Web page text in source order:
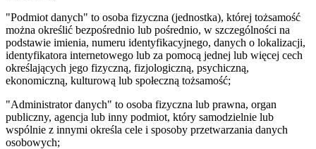
"Podmiot danych" to osoba fizyczna (jednostka), której tożsamość
można określić bezpośrednio lub pośrednio, w szczególności na
podstawie imienia, numeru identyfikacyjnego, danych o lokalizacji,
identyfikatora internetowego lub za pomocą jednej lub więcej cech
określających jego fizyczną, fizjologiczną, psychiczną,
ekonomiczną, kulturową lub społeczną tożsamość;
"Administrator danych" to osoba fizyczna lub prawna, organ
publiczny, agencja lub inny podmiot, który samodzielnie lub
wspólnie z innymi określa cele i sposoby przetwarzania danych
osobowych;